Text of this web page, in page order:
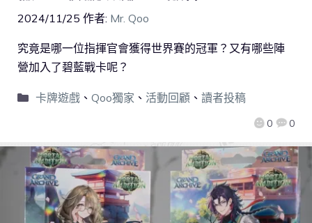
2024/11/25 作者: Mr. Qoo
0 0
究竟是哪一位指揮官會獲得世界賽的冠軍？又有哪些陣
營加入了碧藍戰卡呢？
卡牌遊戲、 Qoo獨家 、 活動回顧、 讀者投稿